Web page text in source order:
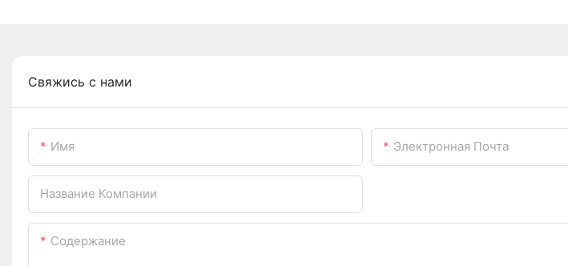
Свяжись с нами
Имя Электронная Почта
Название Компании
Содержание